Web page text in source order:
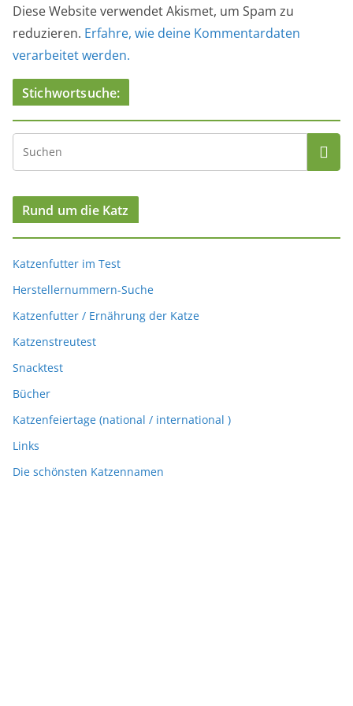
Diese Website verwendet Akismet, um Spam zu
reduzieren. Erfahre, wie deine Kommentardaten
verarbeitet werden.
Stichwortsuche:
Rund um die Katz
Katzenfutter im Test
Herstellernummern-Suche
Katzenfutter / Ernährung der Katze
Katzenstreutest
Snacktest
Bücher
Katzenfeiertage (national / international )
Links
Die schönsten Katzennamen